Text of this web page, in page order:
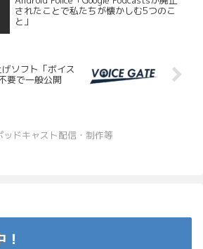
されたことで私たちが懐かしむ5つのこ
と」
ソフト「ボイス
要で一般公開
ッドキャスト配信・制作等